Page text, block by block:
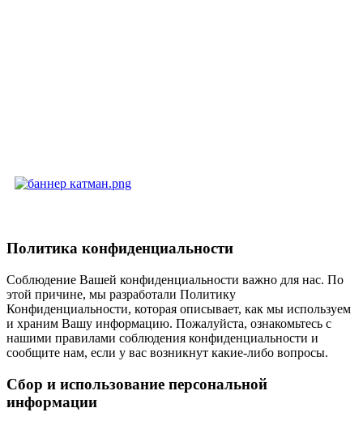
Политика конфиденциальности
Соблюдение Вашей конфиденциальности важно для нас. По
этой причине, мы разработали Политику
Конфиденциальности, которая описывает, как мы используем
и храним Вашу информацию. Пожалуйста, ознакомьтесь с
нашими правилами соблюдения конфиденциальности и
сообщите нам, если у вас возникнут какие-либо вопросы.
Сбор и использование персональной
информации